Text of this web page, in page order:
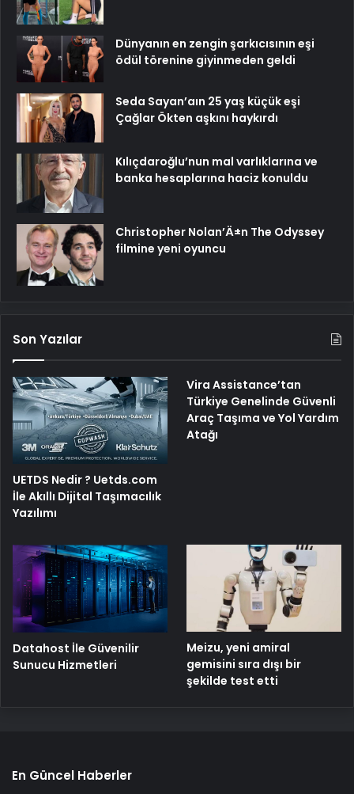
Dünyanın en zengin şarkıcısının eşi
ödül törenine giyinmeden geldi
Seda Sayan’aın 25 yaş küçük eşi
Çağlar Ökten aşkını haykırdı
Kılıçdaroğlu’nun mal varlıklarına ve
banka hesaplarına haciz konuldu
Christopher Nolan’Ä±n The Odyssey
filmine yeni oyuncu
Son Yazılar
UETDS Nedir ? Uetds.com
İle Akıllı Dijital Taşımacılık
Yazılımı
Vira Assistance’tan
Türkiye Genelinde Güvenli
Araç Taşıma ve Yol Yardım
Atağı
Datahost İle Güvenilir
Sunucu Hizmetleri
Meizu, yeni amiral
gemisini sıra dışı bir
şekilde test etti
En Güncel Haberler